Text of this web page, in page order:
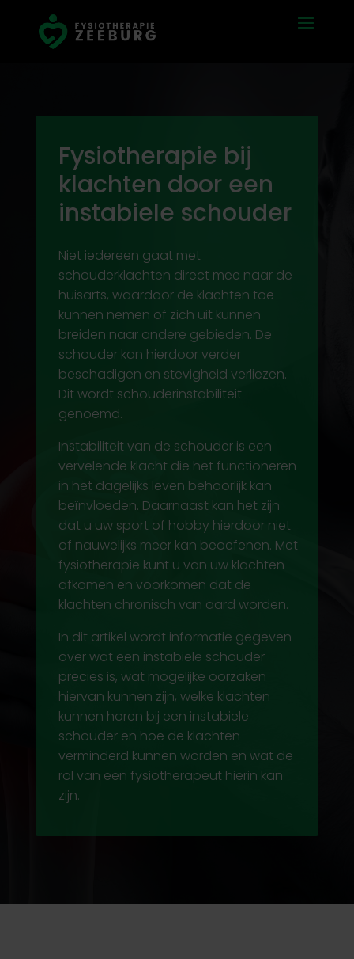
Fysiotherapie bij
klachten door een
instabiele schouder
Niet iedereen gaat met
schouderklachten direct mee naar de
huisarts, waardoor de klachten toe
kunnen nemen of zich uit kunnen
breiden naar andere gebieden. De
schouder kan hierdoor verder
beschadigen en stevigheid verliezen.
Dit wordt schouderinstabiliteit
genoemd.
Instabiliteit van de schouder is een
vervelende klacht die het functioneren
in het dagelijks leven behoorlijk kan
beïnvloeden. Daarnaast kan het zijn
dat u uw sport of hobby hierdoor niet
of nauwelijks meer kan beoefenen. Met
fysiotherapie kunt u van uw klachten
afkomen en voorkomen dat de
klachten chronisch van aard worden.
In dit artikel wordt informatie gegeven
over wat een instabiele schouder
precies is, wat mogelijke oorzaken
hiervan kunnen zijn, welke klachten
kunnen horen bij een instabiele
schouder en hoe de klachten
verminderd kunnen worden en wat de
rol van een fysiotherapeut hierin kan
zijn.